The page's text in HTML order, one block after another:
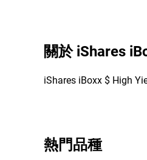
關於iShares
iShares iBoxx $ High
熱門品種